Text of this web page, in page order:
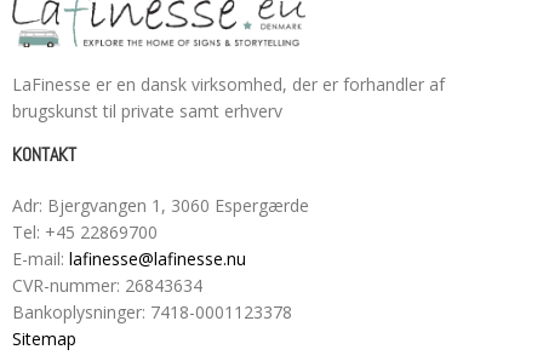
LaFinesse er en dansk virksomhed, der er forhandler af
brugskunst til private samt erhverv
KONTAKT
Adr: Bjergvangen 1 , 3060 Espergærde
Tel: +45 22869700
E-mail: lafinesse@lafinesse.nu
CVR-nummer: 26843634
Bankoplysninger: 7418-0001123378
Sitemap